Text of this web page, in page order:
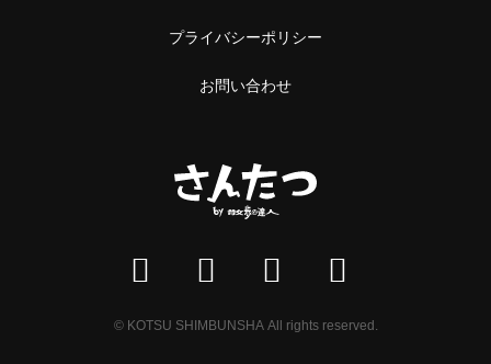
プライバシーポリシー
お問い合わせ
© KOTSU SHIMBUNSHA All rights reserved.